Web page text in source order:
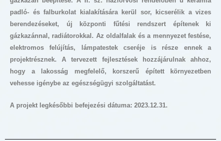
padló- és falburkolat kialakítására kerül sor, kicserélik a vizes
berendezéseket, új központi fűtési rendszert építenek ki
gázkazánnal, radiátorokkal. Az oldalfalak és a mennyezet festése,
elektromos felújítás, lámpatestek cseréje is része ennek a
projektrésznek. A tervezett fejlesztések hozzájárulnak ahhoz,
hogy a lakosság megfelelő, korszerű épített környezetben
vehesse igénybe az egészségügyi szolgáltatást.
A projekt legkésőbbi befejezési dátuma: 2023.12.31.